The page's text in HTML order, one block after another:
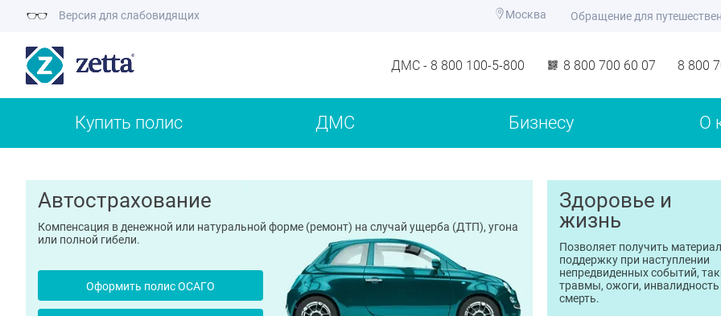
Версия для слабовидящих Москва Обращение для
ДМС - 8 800 100-5-800 8 800 700 60 07 8 800
Купить полис ДМС Бизнесу О
Автострахование
Компенсация в денежной или натуральной форме (ремонт) на случай ущерба (ДТП), угона
или полной гибели.
Оформить полис ОСАГО
Здоровье и
жизнь
Позволяет получить
поддержку при наступлении
непредвиденных событий,
травмы, ожоги,
смерть.